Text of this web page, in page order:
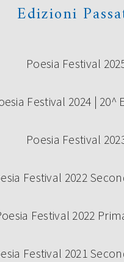
Edizioni
Poesia Festival
Festival 2024 | 20^
Poesia Festival
Festival 2022
Festival 2022
Festival 2021